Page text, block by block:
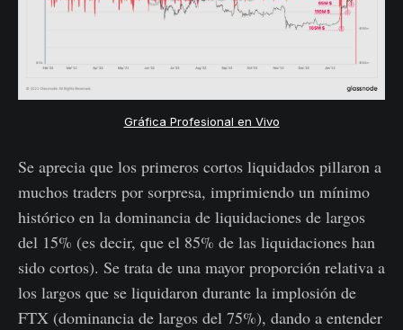
Gráfica Profesional en Vivo
Se aprecia que los primeros cortos liquidados pillaron a
muchos traders por sorpresa, imprimiendo un mínimo
histórico en la dominancia de liquidaciones de largos
del 15% (es decir, que el 85% de las liquidaciones han
sido cortos). Se trata de una mayor proporción relativa a
los largos que se liquidaron durante la implosión de
FTX (dominancia de largos del 75%), dando a entender